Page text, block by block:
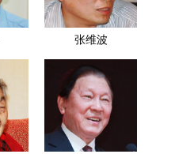
张维波